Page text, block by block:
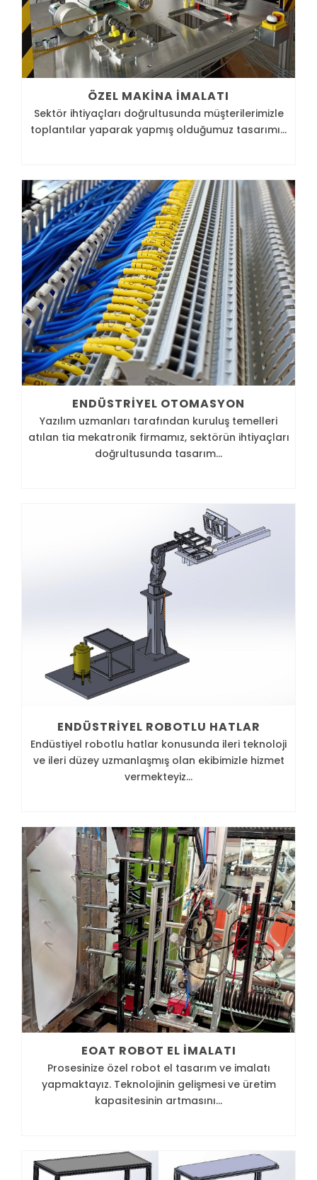
ÖZEL MAKINA İMALATI
Sektör ihtiyaçları doğrultusunda müşterilerimizle
toplantılar yaparak yapmış olduğumuz tasarımı...
ENDÜSTRIYEL OTOMASYON
Yazılım uzmanları tarafından kuruluş temelleri
atılan tia mekatronik firmamız, sektörün ihtiyaçları
doğrultusunda tasarım...
ENDÜSTRIYEL ROBOTLU HATLAR
Endüstiyel robotlu hatlar konusunda ileri teknoloji
ve ileri düzey uzmanlaşmış olan ekibimizle hizmet
vermekteyiz...
EOAT ROBOT EL İMALATI
Prosesinize özel robot el tasarım ve imalatı
yapmaktayız. Teknolojinin gelişmesi ve üretim
kapasitesinin artmasını...